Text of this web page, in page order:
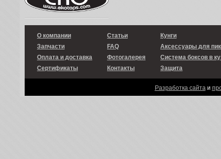
О компании
Запчасти
Оплата и доставка
Сертификаты
Статьи
FAQ
Фотогалерея
Контакты
Кунги
Аксессуары для
Система боксов в
Защита
Разработка сайтаи